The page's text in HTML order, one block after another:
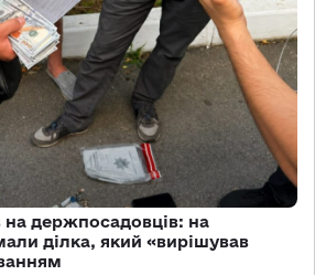
держпосадовців: на
ділка, який «вирішував